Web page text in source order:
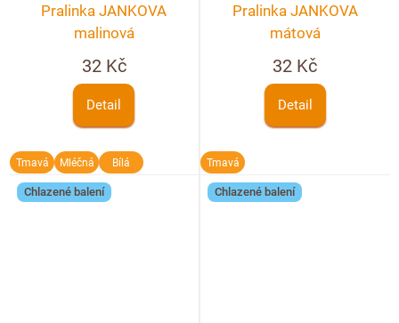
Pralinka JANKOVA
malinová
32 Kč
Detail
Tmavá Mléčná Bílá
Pralinka JANKOVA
mátová
32 Kč
Detail
Tmavá
Chlazené balení Chlazené balení